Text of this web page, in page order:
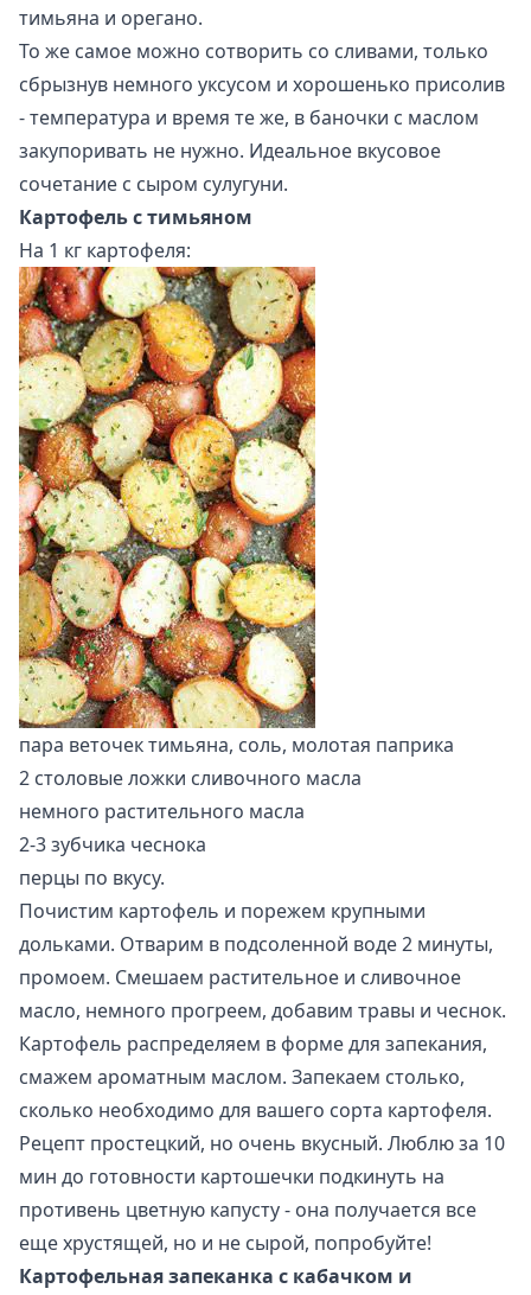
тимьяна и орегано.
То же самое можно сотворить со сливами, только
сбрызнув немного уксусом и хорошенько присолив
- температура и время те же, в баночки с маслом
закупоривать не нужно. Идеальное вкусовое
сочетание с сыром сулугуни.
Картофель с тимьяном
На 1 кг картофеля:
пара веточек тимьяна, соль, молотая паприка
2 столовые ложки сливочного масла
немного растительного масла
2-3 зубчика чеснока
перцы по вкусу.
Почистим картофель и порежем крупными
дольками. Отварим в подсоленной воде 2 минуты,
промоем. Смешаем растительное и сливочное
масло, немного прогреем, добавим травы и чеснок.
Картофель распределяем в форме для запекания,
смажем ароматным маслом. Запекаем столько,
сколько необходимо для вашего сорта картофеля.
Рецепт простецкий, но очень вкусный. Люблю за 10
мин до готовности картошечки подкинуть на
противень цветную капусту - она получается все
еще хрустящей, но и не сырой, попробуйте!
Картофельная запеканка с кабачком и